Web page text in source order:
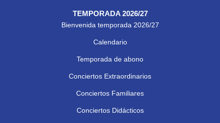
TEMPORADA 2026/27
Bienvenida temporada 2026/27
Calendario
Temporada de abono
Conciertos Extraordinarios
Conciertos Familiares
Conciertos Didácticos